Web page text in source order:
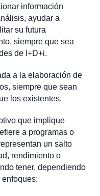
información
ayudar a
su futura
siempre que sea
de I+D+i.
a la elaboración de
siempre que sean
los existentes.
que implique
a programas o
un salto
rendimiento o
tener, dependiendo